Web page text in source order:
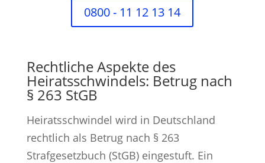
0800 - 11 12 13 14
Rechtliche Aspekte des
Heiratsschwindels: Betrug nach
§ 263 StGB
Heiratsschwindel wird in Deutschland
rechtlich als Betrug nach § 263
Strafgesetzbuch (StGB) eingestuft. Ein